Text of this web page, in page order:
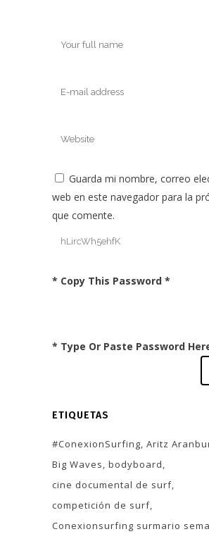
Guarda mi nombre, correo
web en este navegador para la
que comente.
* Copy This Password *
* Type Or Paste Password
ETIQUETAS
#ConexionSurfing Aritz
Big Waves bodyboard
cine documental de surf
competición de surf
Conexionsurfing surmario